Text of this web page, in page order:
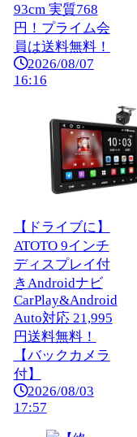
93cm 実質768
円！プライム会
員は送料無料！
2026/08/07
16:16
【ドライブに】
ATOTO 9インチ
ディスプレイ付
きAndroidナビ
CarPlay&Android
Auto対応 21,995
円送料無料！
【バックカメラ
付】
2026/08/03
17:57